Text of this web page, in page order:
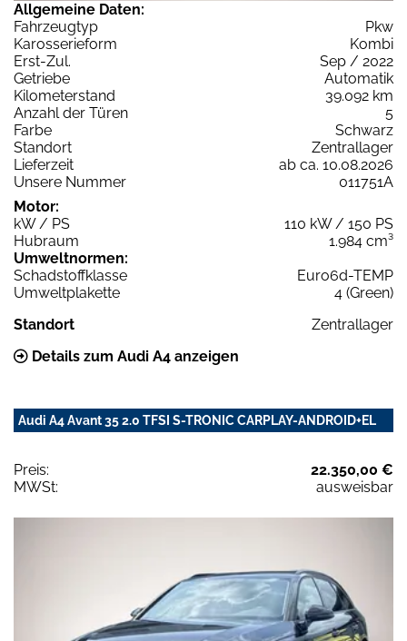
Allgemeine Daten:
Fahrzeugtyp
Pkw
Karosserieform
Kombi
Erst-Zul.
Sep / 2022
Getriebe
Automatik
Kilometerstand
39.092 km
Anzahl der Türen
5
Farbe
Schwarz
Standort
Zentrallager
Lieferzeit
ab ca. 10.08.2026
Unsere Nummer
011751A
Motor:
kW / PS
110 kW / 150 PS
Hubraum
1.984 cm³
Umweltnormen:
Schadstoffklasse
Euro6d-TEMP
Umweltplakette
4 (Green)
Standort
Zentrallager
Details zum Audi A4 anzeigen
Audi A4 Avant 35 2.0 TFSI S-TRONIC CARPLAY-ANDROID+EL
Preis:
22.350,00 €
MWSt:
ausweisbar